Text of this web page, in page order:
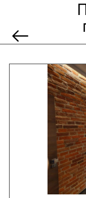
szafa /
przyjazny
łazienka
pościel
plyta
kuchenka
dojście na
pralnia
sauna